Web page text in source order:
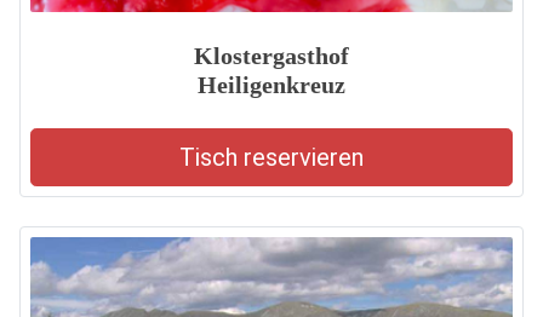
Klostergasthof
Heiligenkreuz
Tisch reservieren